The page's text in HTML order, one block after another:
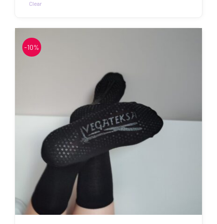
Clear
tootel
on
mitu
-10%